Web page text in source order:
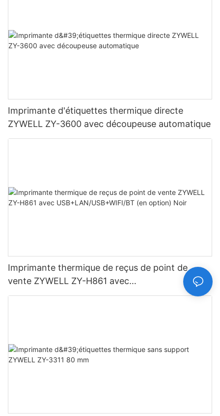
Imprimante d'étiquettes thermique directe
ZYWELL ZY-3600 avec découpeuse automatique
Imprimante thermique de reçus de point de
vente ZYWELL ZY-H861 avec
USB+LAN/USB+WIFI/BT (en option) Noir